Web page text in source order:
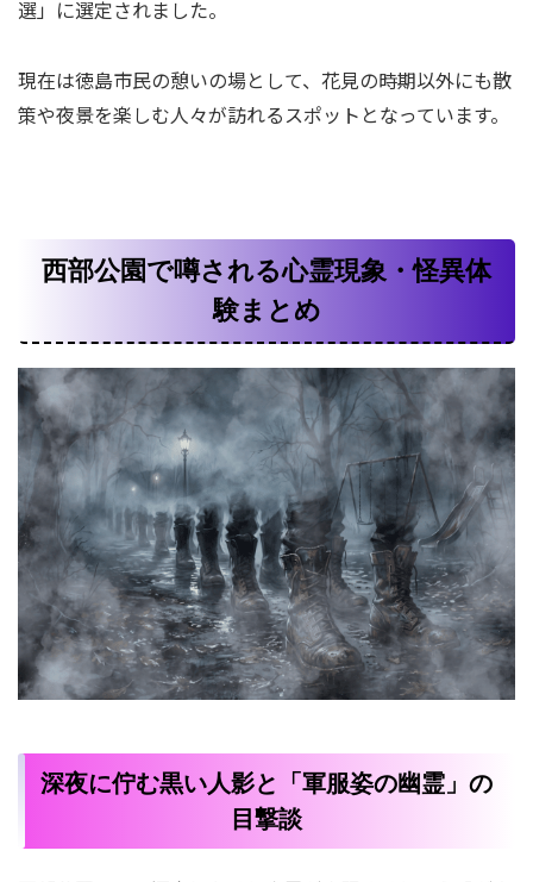
選」に選定されました。
現在は徳島市民の憩いの場として、花見の時期以外にも散
策や夜景を楽しむ人々が訪れるスポットとなっています。
西部公園で噂される心霊現象・怪異体
験まとめ
深夜に佇む黒い人影と「軍服姿の幽霊」の
目撃談